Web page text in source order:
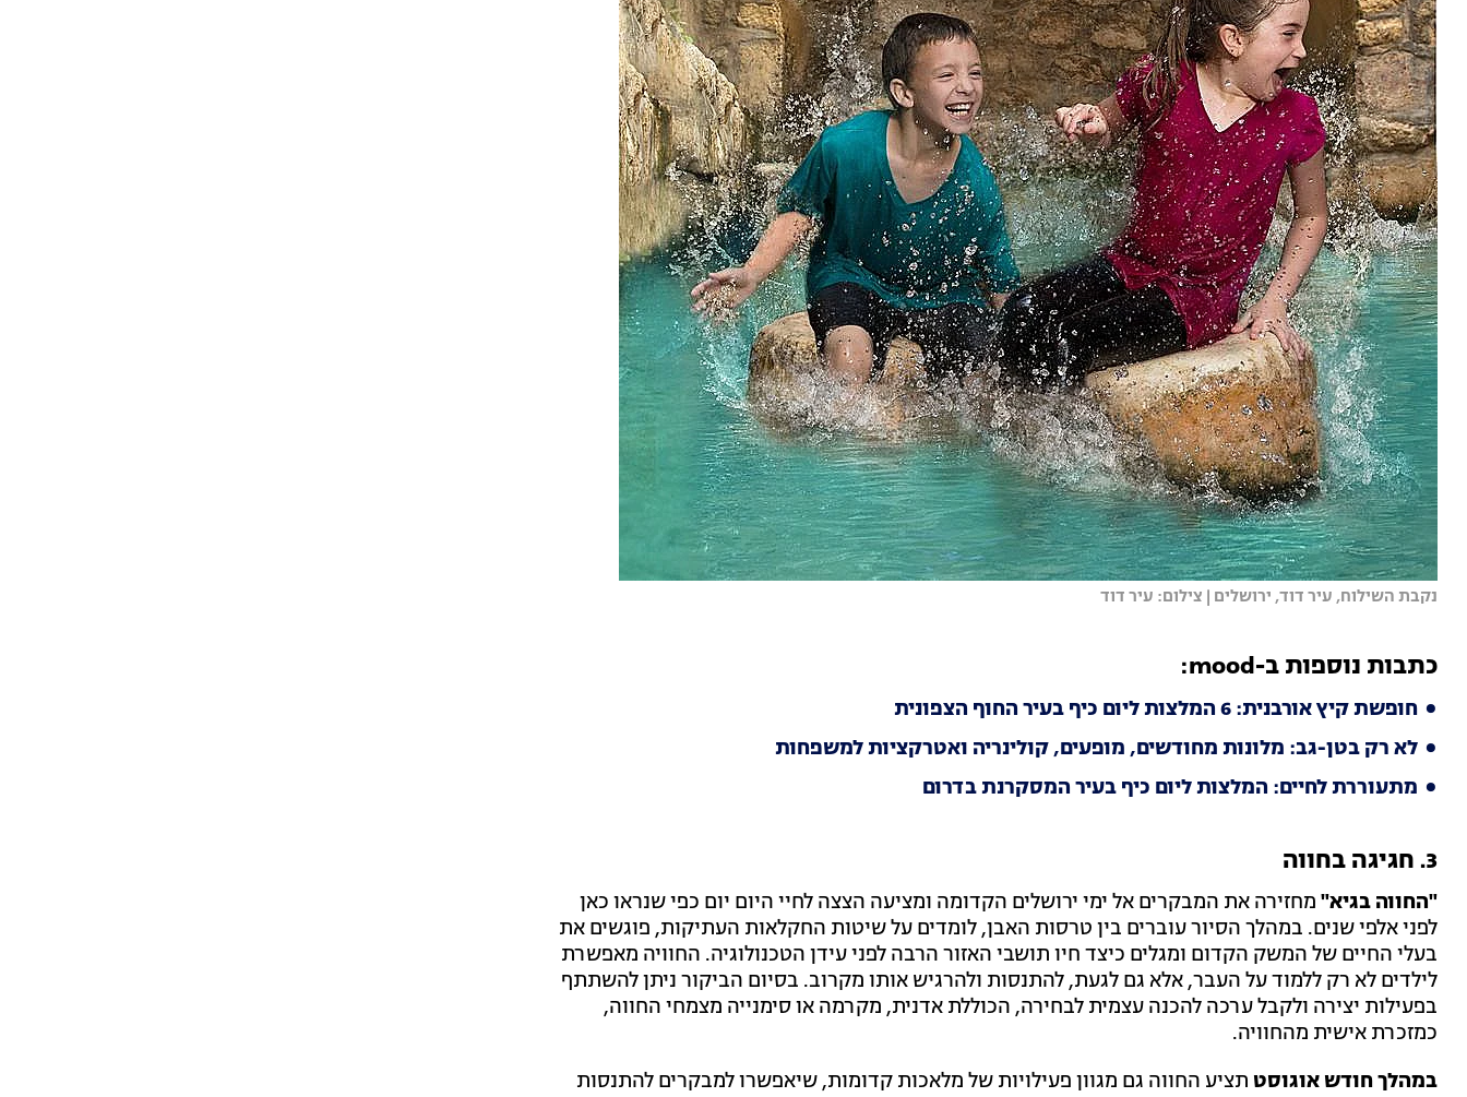
נקבת השילוח, עיר דוד, ירושלים | צילום: עיר דוד
כתבות נוספות ב-mood:
חופשת קיץ אורבנית: 6 המלצות ליום כיף בעיר החוף הצפונית
לא רק בטן-גב: מלונות מחודשים, מופעים, קולינריה ואטרקציות למשפחות
מתעוררת לחיים: המלצות ליום כיף בעיר המסקרנת בדרום
3. חגיגה בחווה
"החווה בגיא" מחזירה את המבקרים אל ימי ירושלים הקדומה ומציעה הצצה לחיי היום יום כפי שנראו כאן
לפני אלפי שנים. במהלך הסיור עוברים בין טרסות האבן, לומדים על שיטות החקלאות העתיקות, פוגשים את
בעלי החיים של המשק הקדום ומגלים כיצד חיו תושבי האזור הרבה לפני עידן הטכנולוגיה. החוויה מאפשרת
לילדים לא רק ללמוד על העבר, אלא גם לגעת, להתנסות ולהרגיש אותו מקרוב. בסיום הביקור ניתן להשתתף
בפעילות יצירה ולקבל ערכה להכנה עצמית לבחירה, הכוללת אדנית, מקרמה או סימנייה מצמחי החווה,
כמזכרת אישית מהחוויה.
במהלך חודש אוגוסט תציע החווה גם מגוון פעילויות של מלאכות קדומות, שיאפשרו למבקרים להתנסות